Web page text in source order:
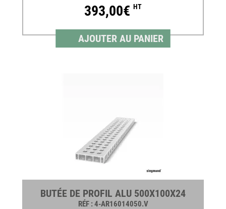
393,00€ HT
AJOUTER AU PANIER
BUTÉE DE PROFIL ALU 500X100X24
RÉF: 4-AR16014050.V